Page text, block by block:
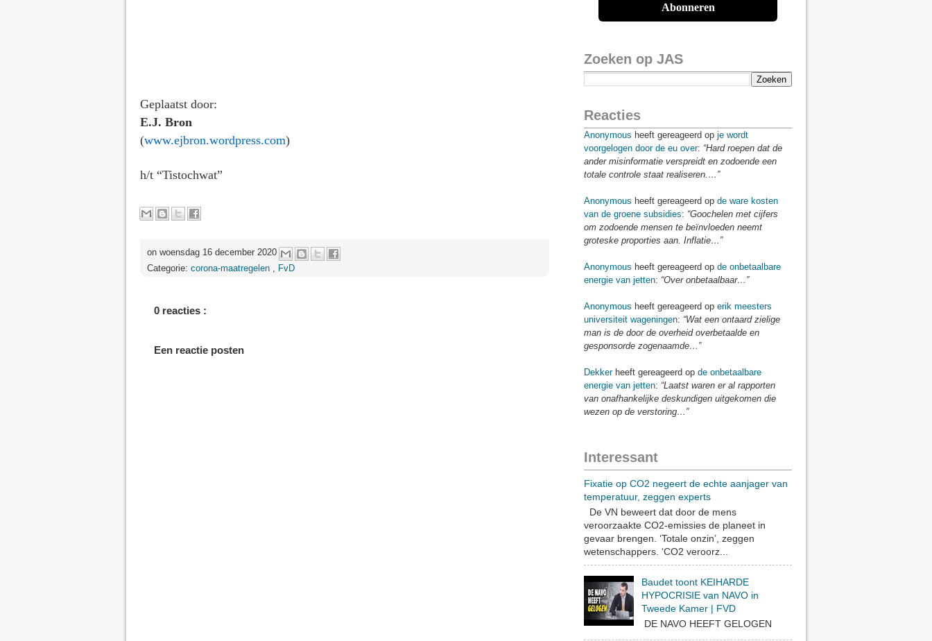
Geplaatst door:
E.J. Bron
(www.ejbron.wordpress.com)
h/t “Tistochwat”
on woensdag 16 december 2020
Categorie: corona-maatregelen , FvD
0 reacties :
Een reactie posten
Abonneren
Zoeken op JAS
Reacties
Anonymous heeft gereageerd op je wordt
voorgelogen door de eu over: “Hard roepen dat de
ander misinformatie verspreidt en zodoende een
totale controle staat realiseren.…”
Anonymous heeft gereageerd op de ware kosten
van de groene subsidies: “Goochelen met cijfers
om zodoende mensen te beïnvloeden neemt
groteske proporties aan. Inflatie…”
Anonymous heeft gereageerd op de onbetaalbare
energie van jetten: “Over onbetaalbaar…”
Anonymous heeft gereageerd op erik meesters
universiteit wageningen: “Wat een ontaard zielige
man is de door de overheid overbetaalde en
gesponsorde zogenaamde…”
Dekkerheeft gereageerd op de onbetaalbare
energie van jetten: “Laatst waren er al rapporten
van onafhankelijke deskundigen uitgekomen die
wezen op de verstoring…”
Interessant
Fixatie op CO2 negeert de echte aanjager van
temperatuur, zeggen experts
De VN beweert dat door de mens
veroorzaakte CO2-emissies de planeet in
gevaar brengen. ‘Totale onzin’, zeggen
wetenschappers. ‘CO2 veroorz...
Baudet toont KEIHARDE
HYPOCRISIE van NAVO in
Tweede Kamer | FVD
DE NAVO HEEFT GELOGEN